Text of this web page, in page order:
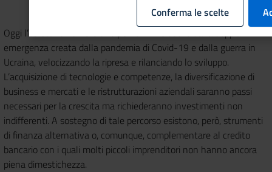
Oggi l’obiettivo numero uno per le PMI è uscire dalla doppia
emergenza creata dalla pandemia di Covid-19 e dalla guerra in
Ucraina, velocizzando la ripresa e rilanciando lo sviluppo.
L’acquisizione di tecnologie e competenze, la diversificazione di
business e mercati e le ristrutturazioni aziendali saranno passi
necessari per la crescita ma richiederanno investimenti non
indifferenti. A sostegno di tale percorso esistono, però, strumenti
di finanza alternativa o, comunque, complementare al credito
bancario con i quali molti piccoli imprenditori non hanno ancora
piena dimestichezza.
Conferma le scelte